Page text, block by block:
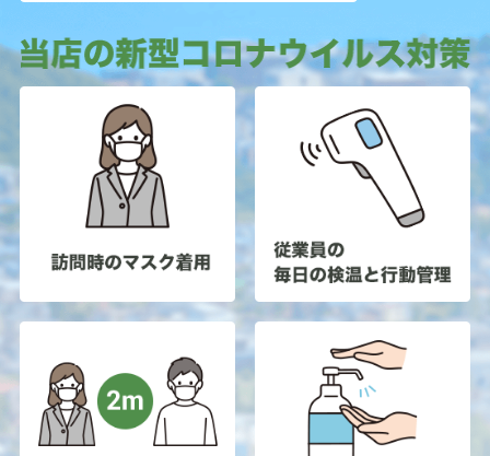
ィに万全の対策を講じています。
ご本人の照会
お客さまがご本人の個人情報の照会・修正・削除などをご希望さ
れる場合には、ご本人であることを確認の上、対応させていただ
法令、規範の遵守と見直し
当店は、保有する個人情報に関して適用される日本の法令、その
他規範を遵守するとともに、本ポリシーの内容を適宜見直し、そ
の改善に努めます。